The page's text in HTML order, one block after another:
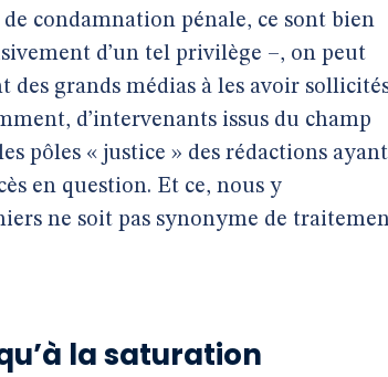
condamnation pénale, ce sont bien
d’un tel privilège –, on peut
des grands médias à les avoir
d’intervenants issus du champ
pôles « justice » des rédactions ayant
en question. Et ce, nous y
ne soit pas synonyme de
la saturation